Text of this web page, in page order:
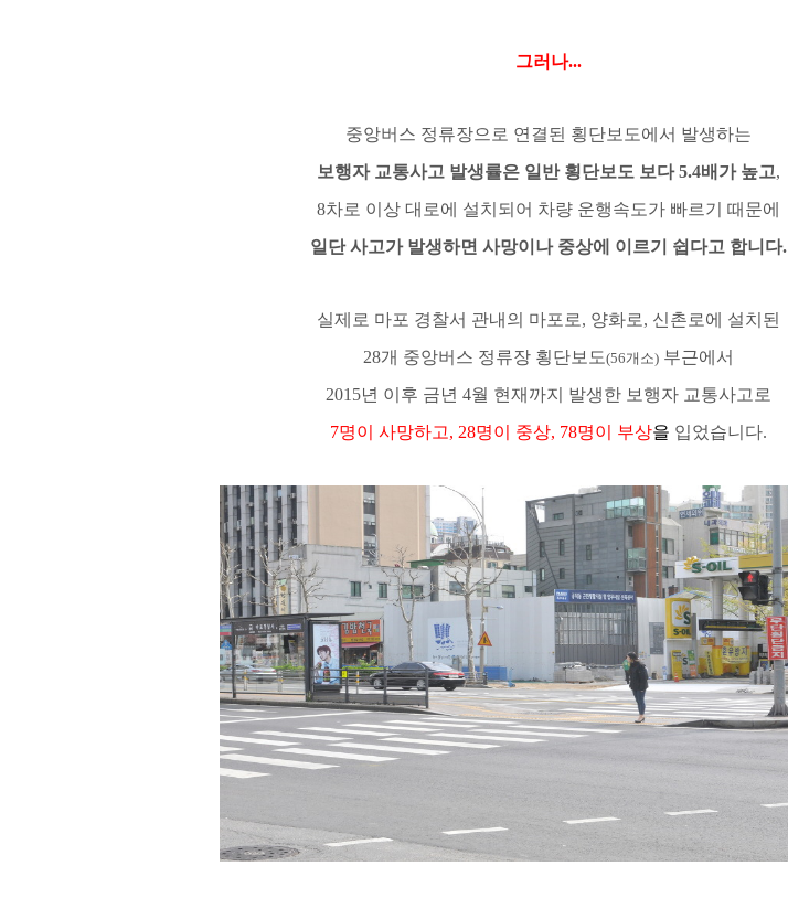
그러나...
중앙버스 정류장으로 연결된 횡단보도에서 발생하는
보행자 교통사고 발생률은 일반 횡단보도 보다5.4배가 높고,
8차로 이상 대로에 설치되어 차량 운행속도가 빠르기 때문에
일단 사고가 발생하면 사망이나 중상에 이르기 쉽다고 합니다.
실제로 마포 경찰서 관내의 마포로, 양화로, 신촌로에 설치된
28개 중앙버스 정류장 횡단보도(56개소) 부근에서
2015년 이후 금년 4월 현재까지 발생한 보행자 교통사고로
7명이 사망하고, 28명이 중상, 78명이 부상을 입었습니다.